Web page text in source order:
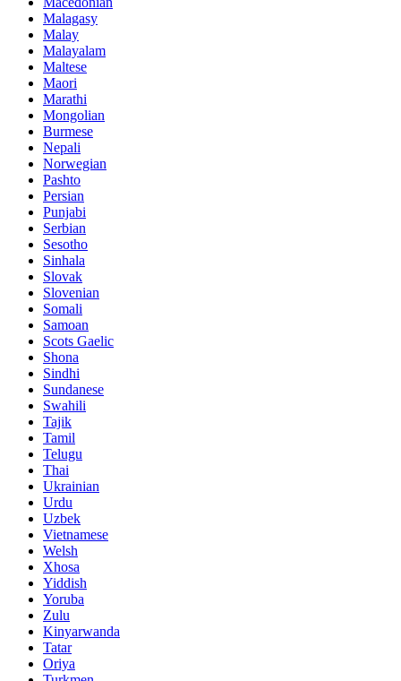
Malagasy
Malay
Malayalam
Maltese
Maori
Marathi
Mongolian
Burmese
Nepali
Norwegian
Pashto
Persian
Punjabi
Serbian
Sesotho
Sinhala
Slovak
Slovenian
Somali
Samoan
Scots Gaelic
Shona
Sindhi
Sundanese
Swahili
Tajik
Tamil
Telugu
Thai
Ukrainian
Urdu
Uzbek
Vietnamese
Welsh
Xhosa
Yiddish
Yoruba
Zulu
Kinyarwanda
Tatar
Oriya